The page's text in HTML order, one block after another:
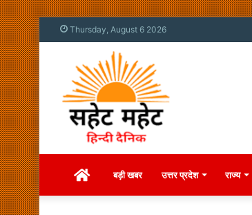
Thursday, August 6 2026
Homeबड़ी खबर उत्तर प्रदेश राज्य